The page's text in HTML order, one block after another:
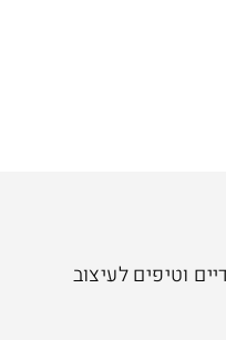
וטיפים לעיצוב